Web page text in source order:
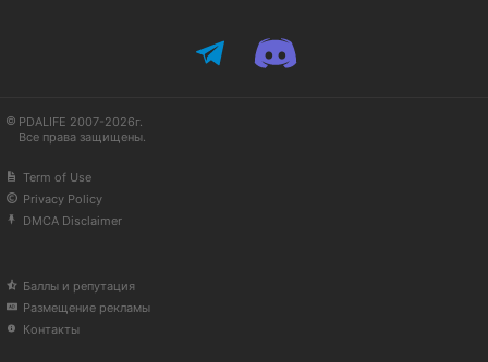
PDALIFE 2007-2026г.
Все права защищены.
Term of Use
Privacy Policy
DMCA Disclaimer
Баллы и репутация
Размещение рекламы
Контакты